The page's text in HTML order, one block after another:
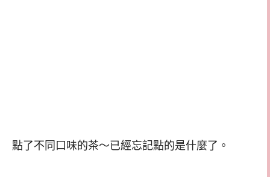
點了不同口味的茶～已經忘記點的是什麼了。